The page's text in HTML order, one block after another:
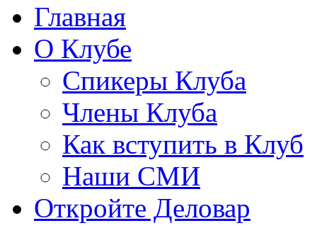
Главная
О Клубе
Спикеры Клуба
Члены Клуба
Как вступить в Клуб
Наши СМИ
Откройте Деловар